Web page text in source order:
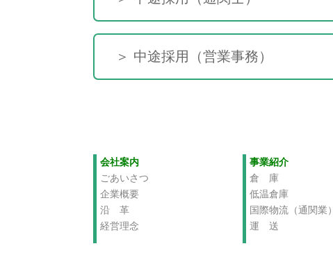
＞ 中途採用（営業事務）
会社案内
ごあいさつ
企業概要
沿 革
経営理念
事業紹介
倉 庫
低温倉庫
国際物流（通関業）
運 送